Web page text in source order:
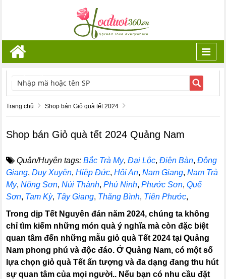
TÌM KIẾM
Trang chủ Shop bán Giỏ quà tết 2024
Shop bán Giỏ quà tết 2024 Quảng Nam
Quận/Huyện tags: Bắc Trà My,Đại Lộc,Điện Bàn,Đông
Giang,Duy Xuyên,Hiệp Đức,Hội An,Nam Giang,Nam Trà
My,Nông Sơn,Núi Thành,Phú Ninh,Phước Sơn,Quế
Sơn, Tam Kỳ, Tây Giang, Thăng Bình, Tiên Phước,
Trong dịp Tết Nguyên đán năm 2024, chúng ta không
chỉ tìm kiếm những món quà ý nghĩa mà còn đặc biệt
quan tâm đến những mẫu giỏ quà Tết 2024 tại Quảng
Nam phong phú và độc đáo. Ở Quảng Nam, có một số
lựa chọn giỏ quà Tết ấn tượng và đa dạng đang thu hút
sự quan tâm của mọi người.. Nếu bạn có nhu cầu đặt